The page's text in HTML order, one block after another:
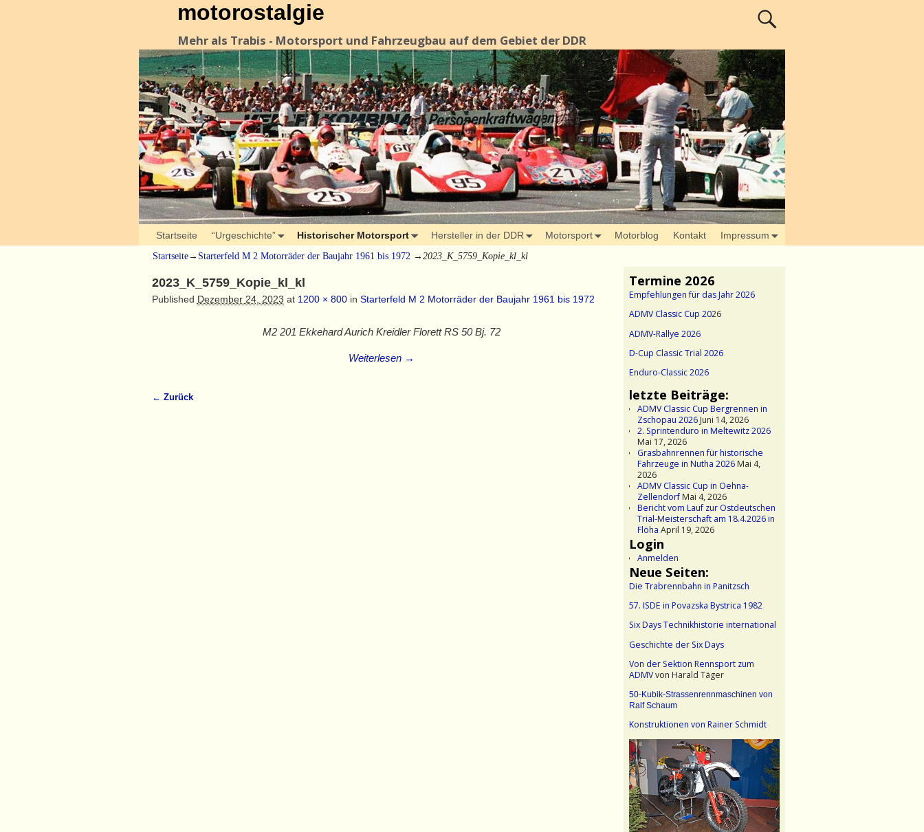
motorostalgie
Mehr als Trabis - Motorsport und Fahrzeugbau auf dem Gebiet der DDR
Startseite “Urgeschichte” Historischer Motorsport Hersteller in der DDR Motorsport Motorblog Kontakt Impressum
Startseite→ Starterfeld M 2 Motorräder der Baujahr 1961 bis 1972 → 2023_K_5759_Kopie_kl_kl
2023_K_5759_Kopie_kl_kl
Published Dezember 24, 2023 at 1200 × 800in Starterfeld M 2 Motorräder der Baujahr 1961 bis 1972
M2 201 Ekkehard Aurich Kreidler Florett RS 50 Bj. 72
Weiterlesen →
← Zurück
Termine 2026
Empfehlungen für das Jahr 2026
ADMV Classic Cup 2026
ADMV-Rallye 2026
D-Cup Classic Trial 2026
Enduro-Classic 2026
letzte Beiträge:
ADMV Classic Cup Bergrennen in
Zschopau 2026Juni 14, 2026
2. Sprintenduro in Meltewitz 2026
Mai 17, 2026
Grasbahnrennen für historische
Fahrzeuge in Nutha 2026Mai 4,
2026
ADMV Classic Cup in Oehna-
ZellendorfMai 4, 2026
Bericht vom Lauf zur Ostdeutschen
Trial-Meisterschaft am 18.4.2026 in
Flöha April 19, 2026
Login
Anmelden
Neue Seiten:
Die Trabrennbahn in Panitzsch
57. ISDE in Povazska Bystrica 1982
Six Days Technikhistorie international
Geschichte der Six Days
Von der Sektion Rennsport zum
ADMVvon Harald Täger
50-Kubik-Strassenrennmaschinen von
Ralf Schaum
Konstruktionen von Rainer Schmidt